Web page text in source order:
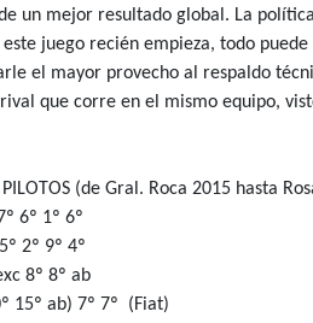
un mejor resultado global. La
juego recién empieza, todo
el mayor provecho al respaldo
que corre en el mismo equipo,
PILOTOS (de Gral. Roca 2015 hasta
6º 1º 6º
9º 4º
8º 8º ab
15º ab) 7º 7º (Fiat)